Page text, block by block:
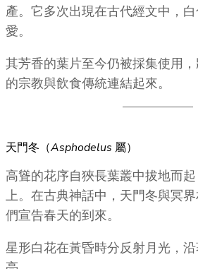
產。它多次出現在古代經文中，
愛。
其芳香的葉片至今仍被採集使用
的宗教與飲食傳統連結起來。
天門冬（Asphodelus 屬）
高聳的花序自狹長葉叢中拔地而
上。在古典神話中，天門冬與冥
們宣告春天的到來。
星形白花在黃昏時分反射月光，